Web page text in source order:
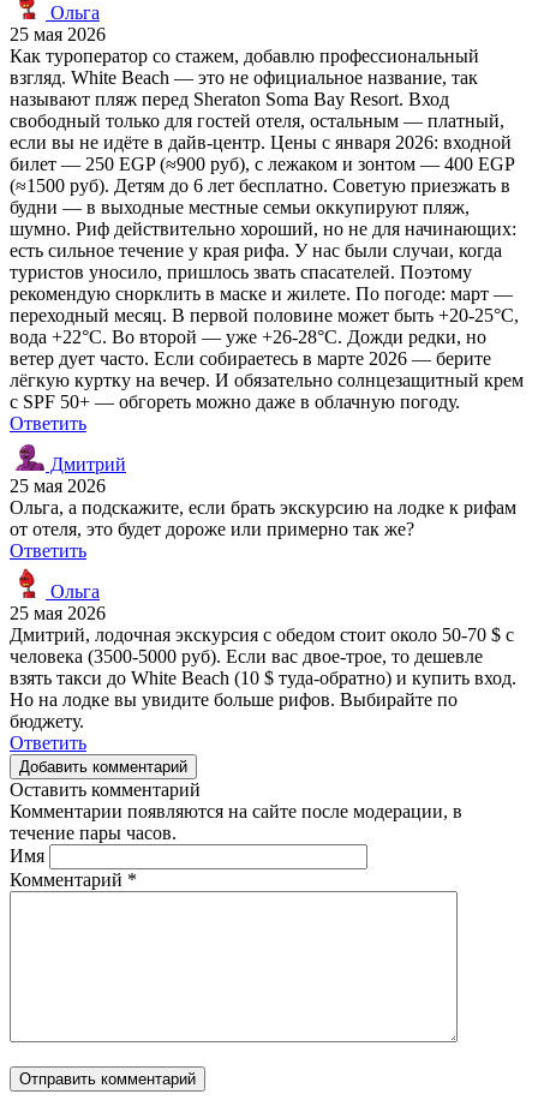
Ольга
25 мая 2026
Как туроператор со стажем, добавлю профессиональный
взгляд. White Beach — это не официальное название, так
называют пляж перед Sheraton Soma Bay Resort. Вход
свободный только для гостей отеля, остальным — платный,
если вы не идёте в дайв-центр. Цены с января 2026: входной
билет — 250 EGP (≈900 руб), с лежаком и зонтом — 400 EGP
(≈1500 руб). Детям до 6 лет бесплатно. Советую приезжать в
будни — в выходные местные семьи оккупируют пляж,
шумно. Риф действительно хороший, но не для начинающих:
есть сильное течение у края рифа. У нас были случаи, когда
туристов уносило, пришлось звать спасателей. Поэтому
рекомендую снорклить в маске и жилете. По погоде: март —
переходный месяц. В первой половине может быть +20-25°C,
вода +22°C. Во второй — уже +26-28°C. Дожди редки, но
ветер дует часто. Если собираетесь в марте 2026 — берите
лёгкую куртку на вечер. И обязательно солнцезащитный крем
с SPF 50+ — обгореть можно даже в облачную погоду.
Ответить
Дмитрий
25 мая 2026
Ольга, а подскажите, если брать экскурсию на лодке к рифам
от отеля, это будет дороже или примерно так же?
Ответить
Ольга
25 мая 2026
Дмитрий, лодочная экскурсия с обедом стоит около 50-70 $ с
человека (3500-5000 руб). Если вас двое-трое, то дешевле
взять такси до White Beach (10 $ туда-обратно) и купить вход.
Но на лодке вы увидите больше рифов. Выбирайте по
бюджету.
Ответить
Добавить комментарий
Оставить комментарий
Комментарии появляются на сайте после модерации, в
течение пары часов.
Имя
Комментарий *